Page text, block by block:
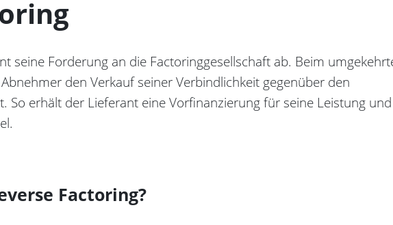
seine Forderung an die Factoringgesellschaft ab. Beim
den Verkauf seiner Verbindlichkeit gegenüber den
So erhält der Lieferant eine Vorfinanzierung für seine Leistung
Factoring?